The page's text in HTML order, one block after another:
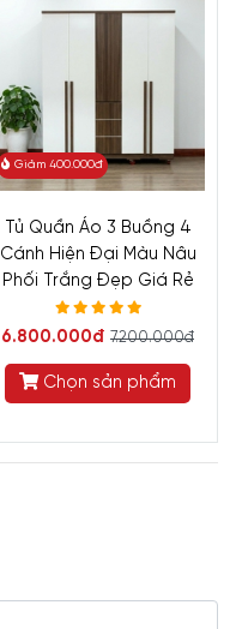
Giảm 400.000đ
Tủ Quần Áo 3 Buồng 4
Cánh Hiện Đại Màu Nâu
Phối Trắng Đẹp Giá Rẻ
6.800.000đ 7.200.000đ
Chọn sản phẩm